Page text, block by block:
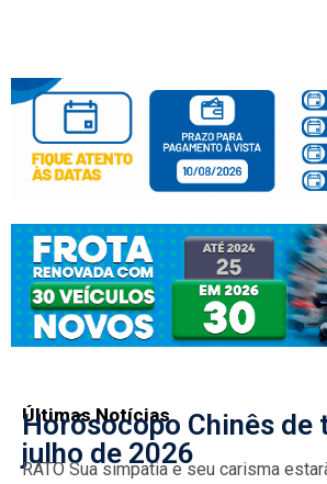
Últimas Notícias
Horósocopo Chinês de
julho de 2026
RATO Sua simpatia e seu carisma